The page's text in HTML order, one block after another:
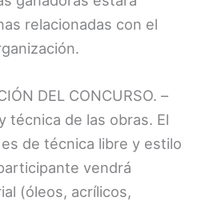
relacionadas con el
DEL CONCURSO. –
técnica de las obras. El
de técnica libre y estilo
vendrá
(óleos, acrílicos,